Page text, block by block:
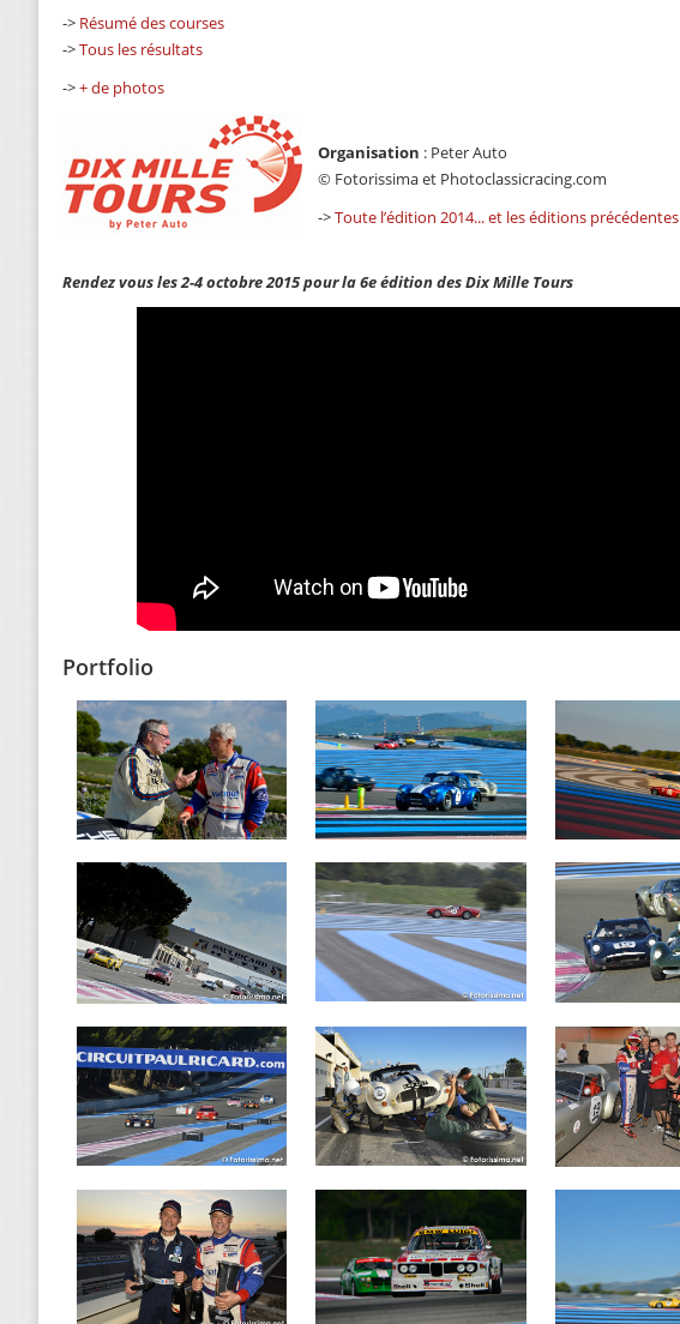
-> Résumé des courses
->Tous les résultats
->+ de photos
Organisation : Peter Auto
© Fotorissima et Photoclassicracing.com
->Toute l’édition 2014... et les éditions précédentes
Rendez vous les 2-4 octobre 2015 pour la 6e édition des Dix Mille Tours
Portfolio